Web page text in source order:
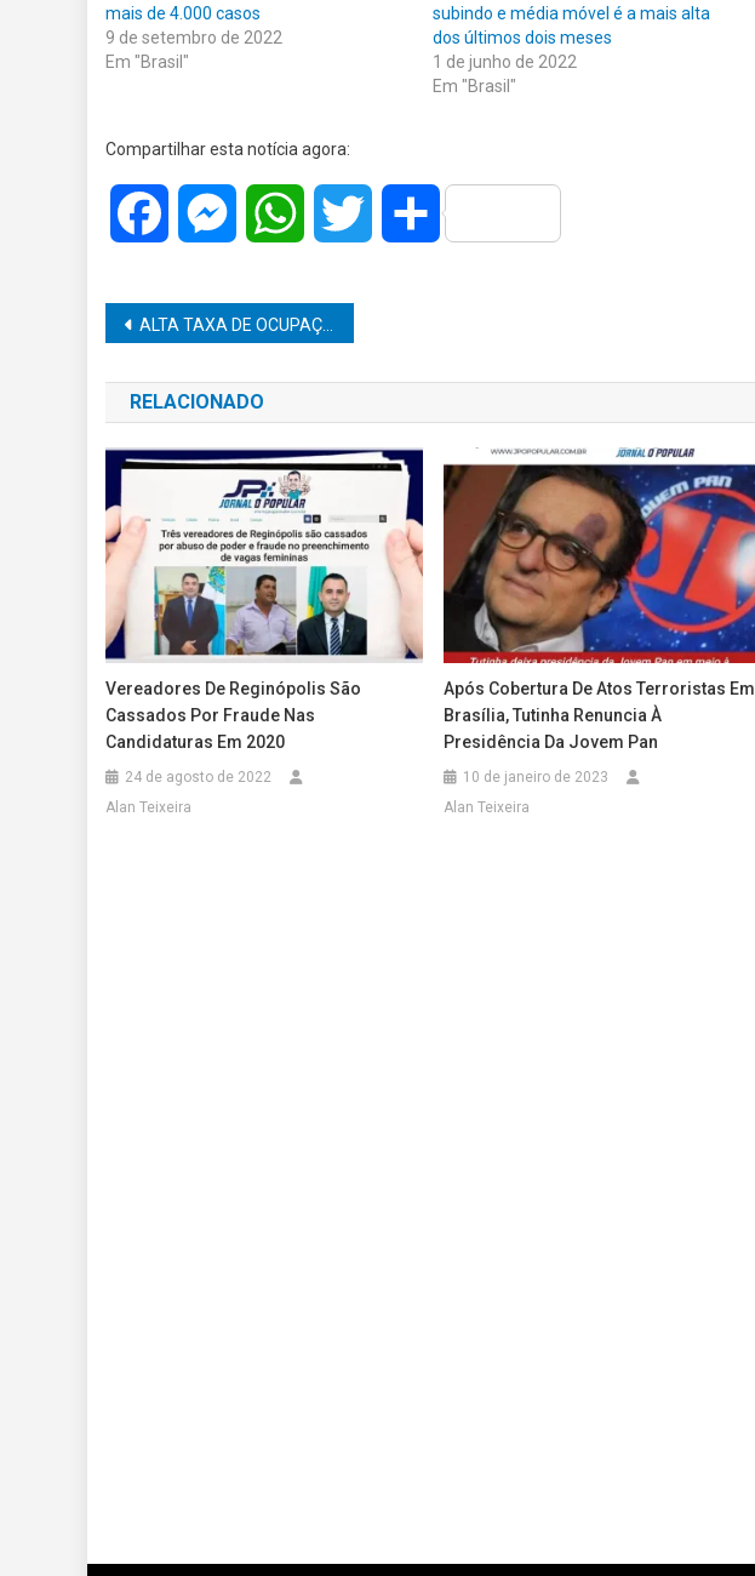
mais de 4.000 casos
9 de setembro de 2022
Em "Brasil"
subindo e média móvel é a mais alta
dos últimos dois meses
1 de junho de 2022
Em "Brasil"
Compartilhar esta notícia agora:
Facebook MessengerWhatsAppTwitter Share
Navegação
de
Post
ALTA TAXA DE OCUPAÇÃO DE LEITOS PARA COVID FAZ COM QUE HC REATIVE 12 LEITOS
RELACIONADO
Vereadores De Reginópolis São
Cassados Por Fraude Nas
Candidaturas Em 2020
24 de agosto de 2022
Alan Teixeira
Após Cobertura De Atos Terroristas Em
Brasília, Tutinha Renuncia À
Presidência Da Jovem Pan
10 de janeiro de 2023
Alan Teixeira